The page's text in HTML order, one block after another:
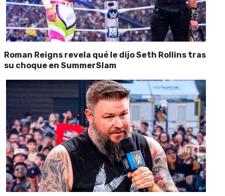
Roman Reigns revela qué le dijo Seth Rollins tras
su choque en SummerSlam